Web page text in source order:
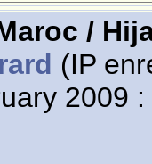
/
(IP
2009